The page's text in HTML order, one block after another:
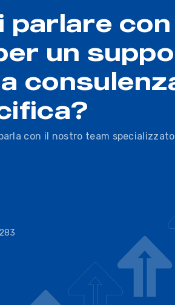
parlare con
un
con il nostro team